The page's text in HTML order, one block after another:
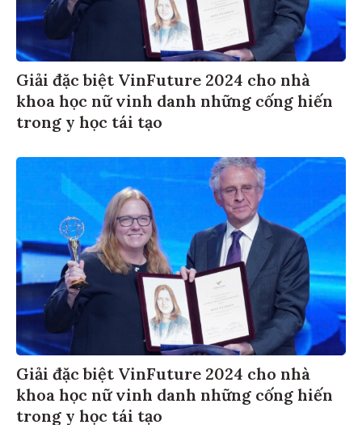
Giải đặc biệt VinFuture 2024 cho nhà
khoa học nữ vinh danh những cống hiến
trong y học tái tạo
Giải đặc biệt VinFuture 2024 cho nhà
khoa học nữ vinh danh những cống hiến
trong y học tái tạo